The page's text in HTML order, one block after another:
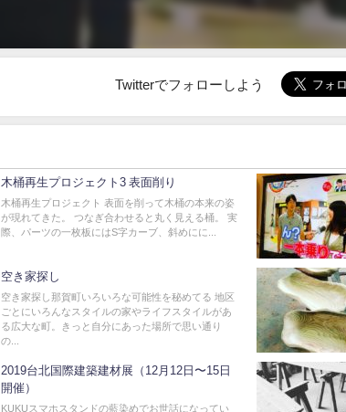
Twitterでフォローしよう
木桶再生プロジェクト3 表面削り
木桶再生プロジェクト 表面を削って木桶の本来の姿
が現れてきた。 つなぎ合わせると丸く見える桶。 実
際、パーツの一枚板にはS字カーブ、斜めにに...
空き家探し
空き家探し那賀町いろいろな可能性を秘めてる 地区
ごとにいろんなスタイルの家やライフスタイルがあ
る広大な町。きっと自分にあった場所で思い通り
の...
2019台北国際建築建材展（12月12日〜15日
開催）
KUKUスマホスタンドの藍染めでお世話になってい